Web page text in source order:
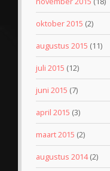
oktober 2015 (2)
augustus 2015 (11)
juli 2015 (12)
juni 2015 (7)
april 2015 (3)
maart 2015 (2)
augustus 2014(2)